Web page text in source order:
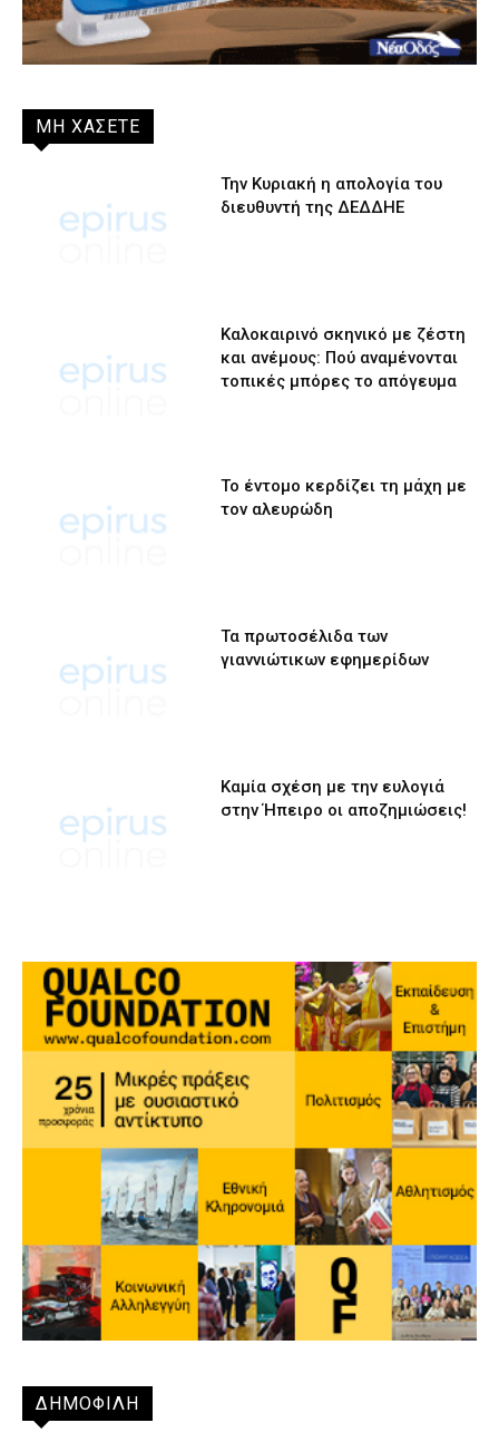
ΜΗ ΧΑΣΕΤΕ
Την Κυριακή η απολογία του
διευθυντή της ΔΕΔΔΗΕ
Καλοκαιρινό σκηνικό με ζέστη
και ανέμους: Πού αναμένονται
τοπικές μπόρες το απόγευμα
Το έντομο κερδίζει τη μάχη με
τον αλευρώδη
Τα πρωτοσέλιδα των
γιαννιώτικων εφημερίδων
Καμία σχέση με την ευλογιά
στην Ήπειρο οι αποζημιώσεις!
ΔΗΜΟΦΙΛΗ